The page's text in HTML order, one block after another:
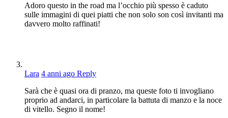
Adoro questo in the road ma l’occhio più spesso è caduto
sulle immagini di quei piatti che non solo son così invitanti ma
davvero molto raffinati!
Lara 4 anni ago Reply
Sarà che è quasi ora di pranzo, ma queste foto ti invogliano
proprio ad andarci, in particolare la battuta di manzo e la noce
di vitello. Segno il nome!